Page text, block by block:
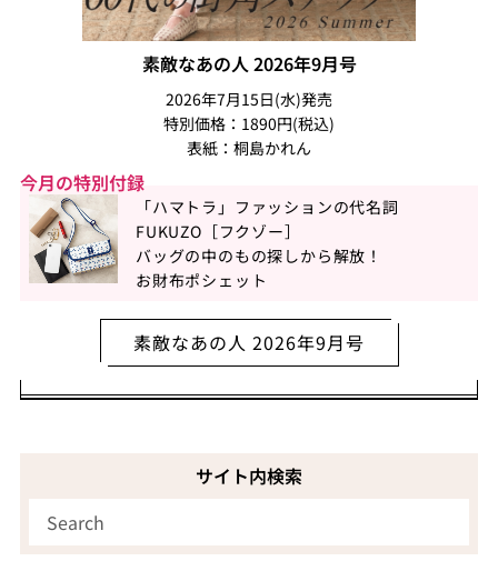
素敵なあの人 2026年9月号
2026年7月15日(水)発売
特別価格：1890円(税込)
表紙：桐島かれん
今月の特別付録
「ハマトラ」ファッションの代名詞
FUKUZO［フクゾー］
バッグの中のもの探しから解放！
お財布ポシェット
素敵なあの人 2026年9月号
サイト内検索